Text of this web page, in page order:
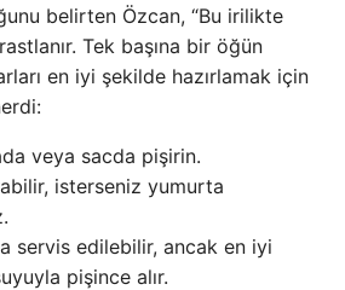
belirten Özcan, “Bu irilikte
Tek başına bir öğün
en iyi şekilde hazırlamak için
veya sacda pişirin.
isterseniz yumurta
servis edilebilir, ancak en iyi
pişince alır.